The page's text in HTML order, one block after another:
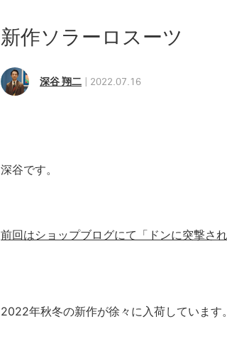
新作ソラーロスーツ
深谷 翔二 2022.07.16
深谷です。
前回はショップブログにて「ドンに突撃さ
2022年秋冬の新作が徐々に入荷しています。